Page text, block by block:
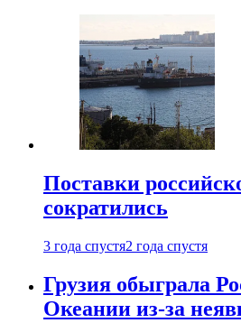
Поставки
сократились
3 года спустя2 года спустя
Грузия обыграла
Океании из-за